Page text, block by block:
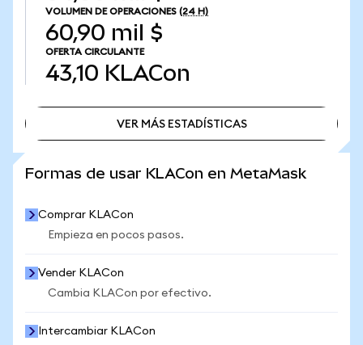
VOLUMEN DE OPERACIONES (24 H)
60,90 mil $
OFERTA CIRCULANTE
43,10 KLACon
VER MÁS ESTADÍSTICAS
Formas de usar KLACon en MetaMask
Comprar KLACon
Empieza en pocos pasos.
Vender KLACon
Cambia KLACon por efectivo.
Intercambiar KLACon